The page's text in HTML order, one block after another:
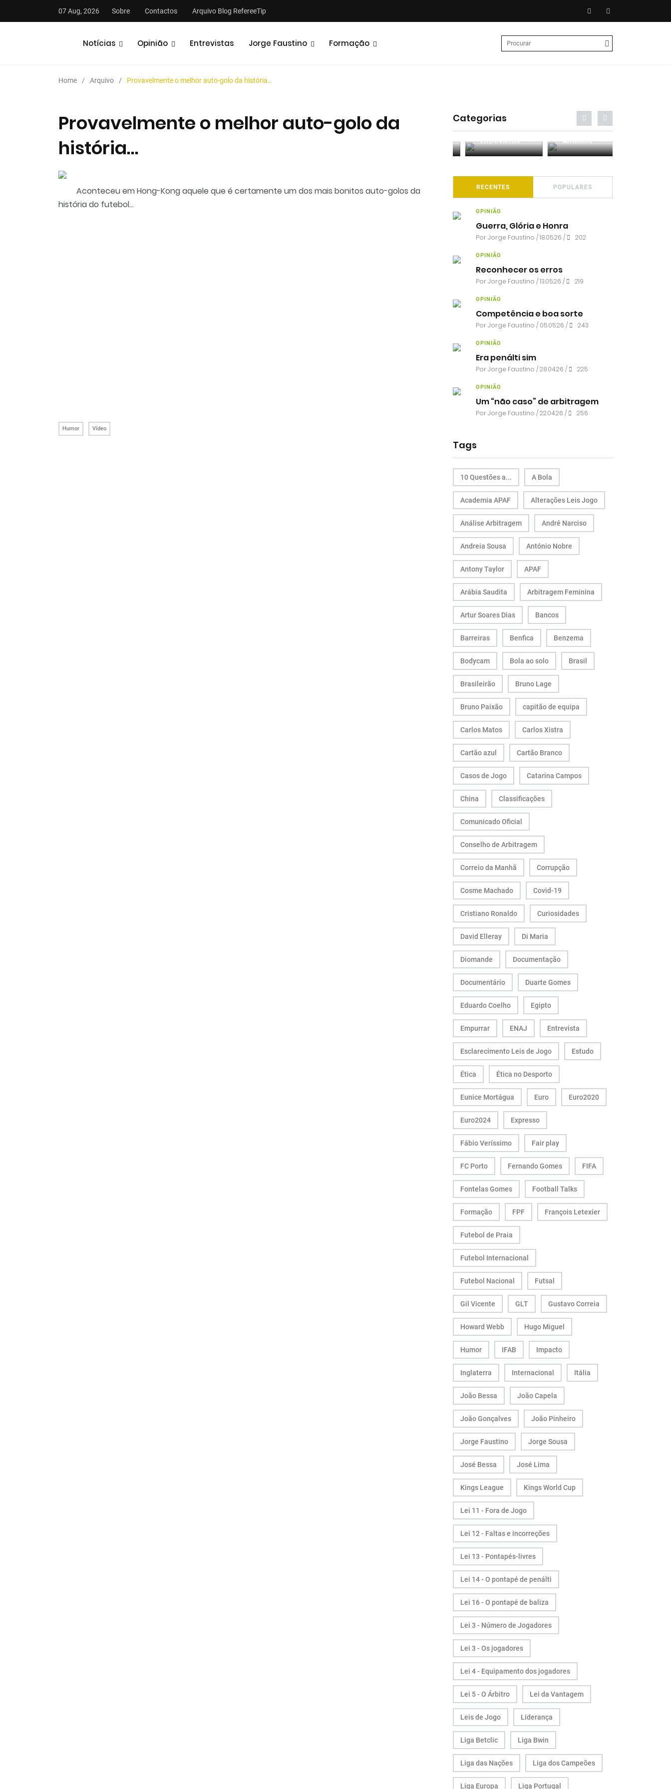
07 Aug, 2026 Sobre Contactos Arquivo Blog RefereeTip
Notícias Opinião Entrevistas Jorge Faustino Formação
Home Arquivo Provavelmente o melhor auto-golo da história…
Provavelmente o melhor auto-golo da
história…
Aconteceu em Hong-Kong aquele que é certamente um dos mais bonitos auto-golos da
história do futebol...
Humor Vídeo
Categorias
Análises Entrevistas Análises
RECENTES POPULARES
OPINIÃO
Guerra, Glória e Honra
PorJorge Faustino / 18.05.26 / 202
OPINIÃO
Reconhecer os erros
PorJorge Faustino / 13.05.26 / 219
OPINIÃO
Competência e boa sorte
PorJorge Faustino / 05.05.26 / 243
OPINIÃO
Era penálti sim
PorJorge Faustino / 28.04.26 / 225
OPINIÃO
Um “não caso” de arbitragem
PorJorge Faustino / 22.04.26 / 256
Tags
10 Questões a... A Bola
Academia APAF Alterações Leis Jogo
Análise Arbitragem André Narciso
Andreia Sousa António Nobre
Antony Taylor APAF
Arábia Saudita Arbitragem Feminina
Artur Soares Dias Bancos
Barreiras Benfica Benzema
Bodycam Bola ao solo Brasil
Brasileirão Bruno Lage
Bruno Paixão capitão de equipa
Carlos Matos Carlos Xistra
Cartão azul Cartão Branco
Casos de Jogo Catarina Campos
China Classificações
Comunicado Oficial
Conselho de Arbitragem
Correio da Manhã Corrupção
Cosme Machado Covid-19
Cristiano Ronaldo Curiosidades
David Elleray Di Maria
Diomande Documentação
Documentário Duarte Gomes
Eduardo Coelho Egipto
Empurrar ENAJ Entrevista
Esclarecimento Leis de Jogo Estudo
Ética Ética no Desporto
Eunice Mortágua Euro Euro2020
Euro2024 Expresso
Fábio Veríssimo Fair play
FC Porto Fernando Gomes FIFA
Fontelas Gomes Football Talks
Formação FPF François Letexier
Futebol de Praia
Futebol Internacional
Futebol Nacional Futsal
Gil Vicente GLT Gustavo Correia
Howard Webb Hugo Miguel
Humor IFAB Impacto
Inglaterra Internacional Itália
João Bessa João Capela
João Gonçalves João Pinheiro
Jorge Faustino Jorge Sousa
José Bessa José Lima
Kings League Kings World Cup
Lei 11 - Fora de Jogo
Lei 12 - Faltas e incorreções
Lei 13 - Pontapés-livres
Lei 14 - O pontapé de penálti
Lei 16 - O pontapé de baliza
Lei 3 - Número de Jogadores
Lei 3 - Os jogadores
Lei 4 - Equipamento dos jogadores
Lei 5 - O Árbitro Lei da Vantagem
Leis de Jogo Liderança
Liga Betclic Liga Bwin
Liga das Nações Liga dos Campeões
Liga Europa Liga Portugal